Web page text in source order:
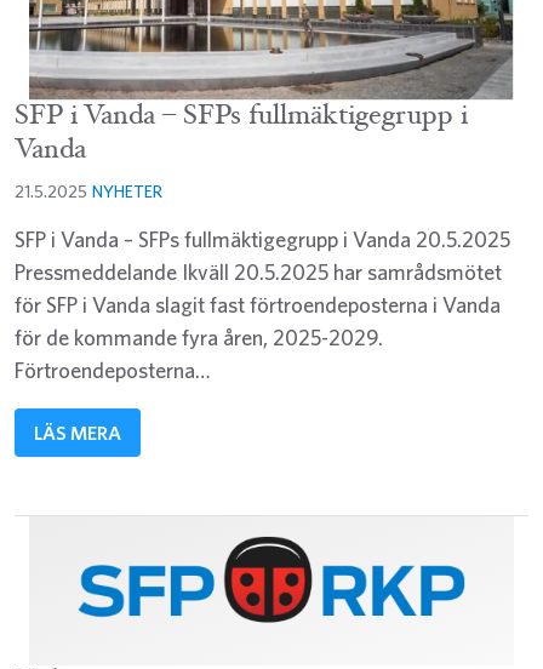
SFP i Vanda – SFPs fullmäktigegrupp i
Vanda
21.5.2025 NYHETER
SFP i Vanda – SFPs fullmäktigegrupp i Vanda 20.5.2025
Pressmeddelande Ikväll 20.5.2025 har samrådsmötet
för SFP i Vanda slagit fast förtroendeposterna i Vanda
för de kommande fyra åren, 2025-2029.
Förtroendeposterna…
LÄS MERA